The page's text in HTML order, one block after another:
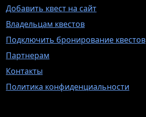
Добавить квест на сайт
Владельцам квестов
Подключить бронирование квестов
Партнерам
Контакты
Политика конфиденциальности